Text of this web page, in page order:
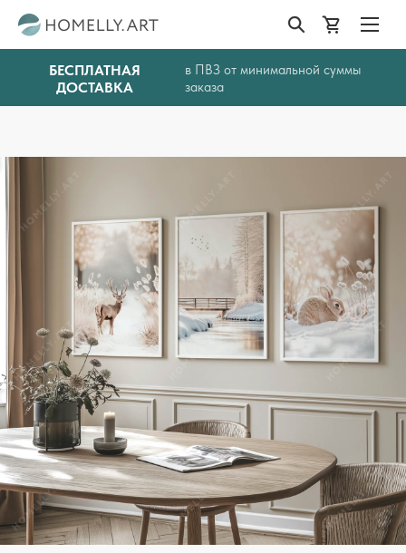
БЕСПЛАТНАЯ
ДОСТАВКА
в ПВЗ от минимальной суммы
заказа